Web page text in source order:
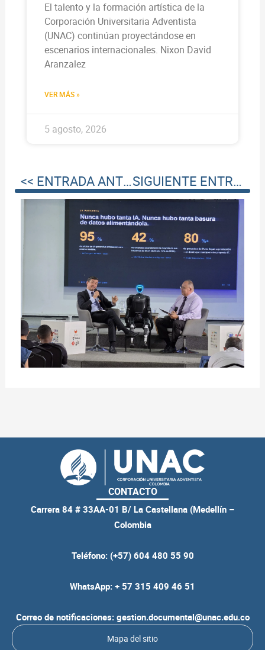
El talento y la formación artística de la
Corporación Universitaria Adventista
(UNAC) continúan proyectándose en
escenarios internacionales. Nixon David
Aranzalez
VER MÁS »
5 agosto, 2026
<< ENTRADA ANTERIOR SIGUIENTE ENTRADA >>
CONTACTO
Carrera 84 # 33AA-01 B/ La Castellana (Medellín –
Colombia
Teléfono: (+57) 604 480 55 90
WhatsApp: + 57 315 409 46 51
Correo de notificaciones: gestion.documental@unac.edu.co
Mapa del sitio